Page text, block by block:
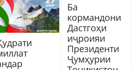
Ба
кормандони
Дастгоҳи
иҷроияи
Президенти
Ҷумҳурии